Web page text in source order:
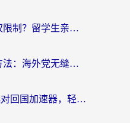
酷狗在海外用怎么版权限制？留学生亲测：3步解决听国内音乐难题
国外用微信加速器的方法：海外党无缝连接国内生活的实用指南
国外看芒果tv总卡？选对回国加速器，轻松追《浪姐》不费劲